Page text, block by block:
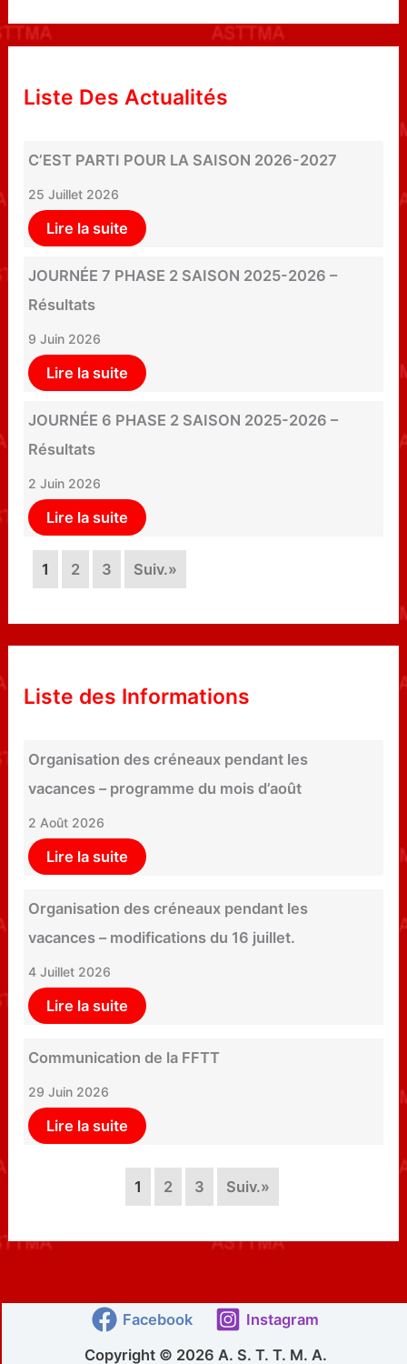
Liste Des Actualités
C’EST PARTI POUR LA SAISON 2026-2027
25 Juillet 2026
Lire la suite
JOURNÉE 7 PHASE 2 SAISON 2025-2026 –
Résultats
9 Juin 2026
Lire la suite
JOURNÉE 6 PHASE 2 SAISON 2025-2026 –
Résultats
2 Juin 2026
Lire la suite
1 2 3 Suiv.»
Liste des Informations
Organisation des créneaux pendant les
vacances – programme du mois d’août
2 Août 2026
Lire la suite
Organisation des créneaux pendant les
vacances – modifications du 16 juillet.
4 Juillet 2026
Lire la suite
Communication de la FFTT
29 Juin 2026
Lire la suite
1 2 3 Suiv.»
Facebook
Instagram
Copyright © 2026 A. S. T. T. M. A.